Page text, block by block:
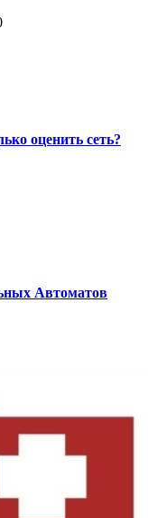
оценить сеть?
Автоматов